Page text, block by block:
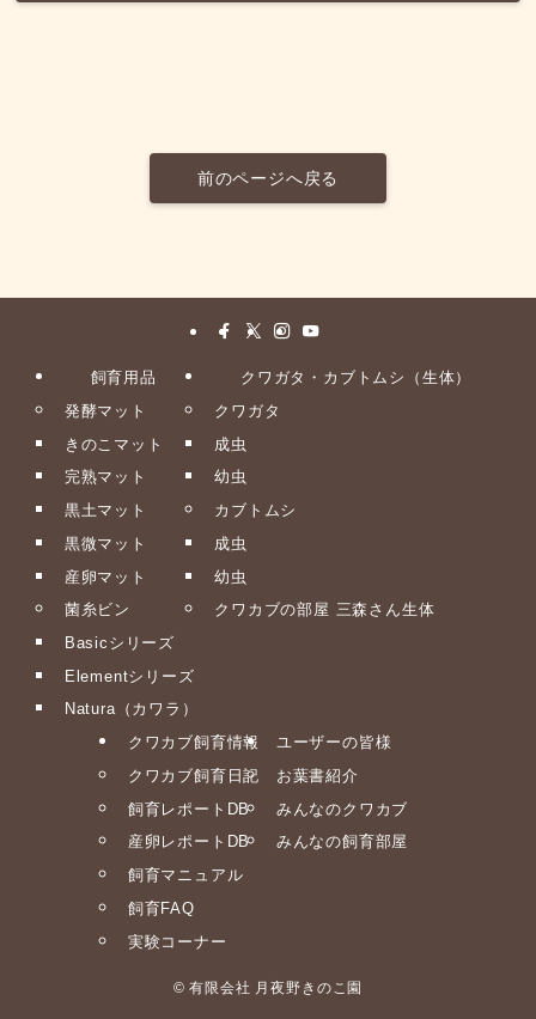
前のページへ戻る
飼育用品
発酵マット
きのこマット
完熟マット
黒土マット
黒微マット
産卵マット
菌糸ビン
Basicシリーズ
Elementシリーズ
Natura（カワラ）
クワガタ・カブトムシ（生体）
クワガタ
成虫
幼虫
カブトムシ
成虫
幼虫
クワカブの部屋 三森さん生体
クワカブ飼育情報
クワカブ飼育日記
飼育レポートDB
産卵レポートDB
飼育マニュアル
飼育FAQ
実験コーナー
ユーザーの皆様
お葉書紹介
みんなのクワカブ
みんなの飼育部屋
© 有限会社 月夜野きのこ園